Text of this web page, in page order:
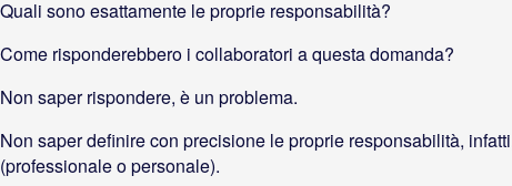
Quali sono esattamente le proprie responsabilità?
Come risponderebbero i collaboratori a questa domanda?
Non saper rispondere, è un problema.
Non saper definire con precisione le proprie responsabilità,
(professionale o personale).